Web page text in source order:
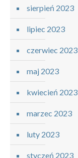
sierpień 2023
lipiec 2023
czerwiec 2023
maj 2023
kwiecień 2023
marzec 2023
luty 2023
styczeń 2023